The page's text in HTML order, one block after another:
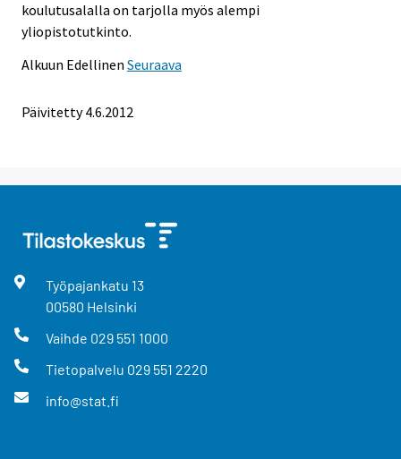
koulutusalalla on tarjolla myös alempi
yliopistotutkinto.
Alkuun Edellinen Seuraava
Päivitetty 4.6.2012
Työpajankatu 13
00580 Helsinki
Vaihde 029 551 1000
Tietopalvelu 029 551 2220
info@stat.fi